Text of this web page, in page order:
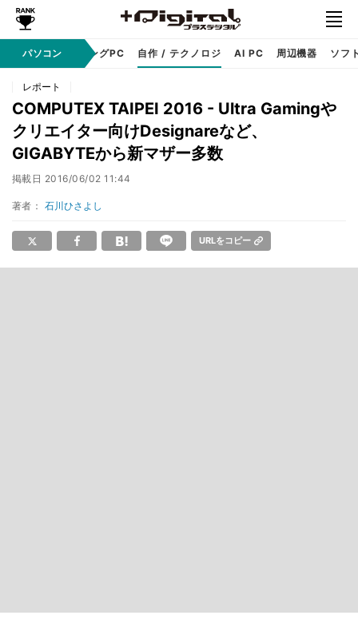
パソコン
PC本体 ゲーミングPC 自作 / テクノロジ AI PC 周辺機器 ソフ
レポート
COMPUTEX TAIPEI 2016 - Ultra Gamingや
クリエイター向けDesignareなど、
GIGABYTEから新マザー多数
掲載日 2016/06/02 11:44
著者： 石川ひさよし
URLをコピー